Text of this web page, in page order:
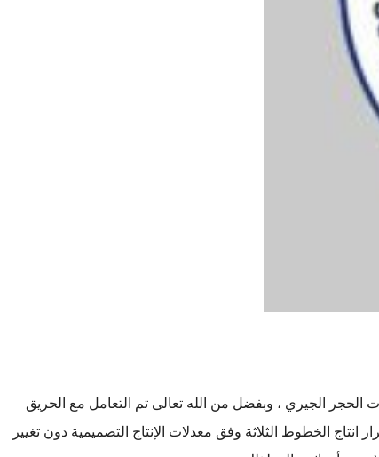
الناقلة المغذية لأحد مستودعات الحجر الجيري ، وبفضل من الله تعالى تم التعامل مع الحريق
الخطوط الثلاثة وفق معدلات الإنتاج التصميمية دون تغيير